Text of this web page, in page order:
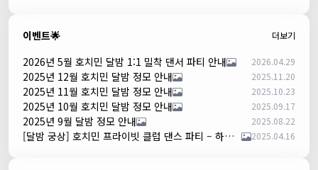
이벤트🌟 더보기
2026년 5월 호치민 달밤 1:1 밀착 댄서 파티 안내 2026.04.29
2025년 12월 호치민 달밤 정모 안내 2025.11.20
2025년 11월 호치민 달밤 정모 안내 2025.10.23
2025년 10월 호치민 달밤 정모 안내 2025.09.17
2025년 9월 달밤 정모 안내 2025.08.22
[달밤 궁상] 호치민 프라이빗 클럽 댄스 파티 – 하루 한 팀만! 2025.04.16